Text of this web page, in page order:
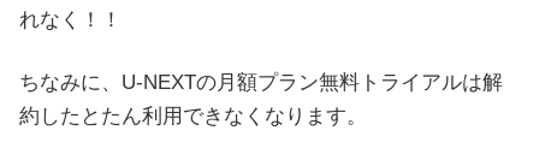
れなく！！
ちなみに、U-NEXTの月額プラン無料トライアルは解
約したとたん利用できなくなります。